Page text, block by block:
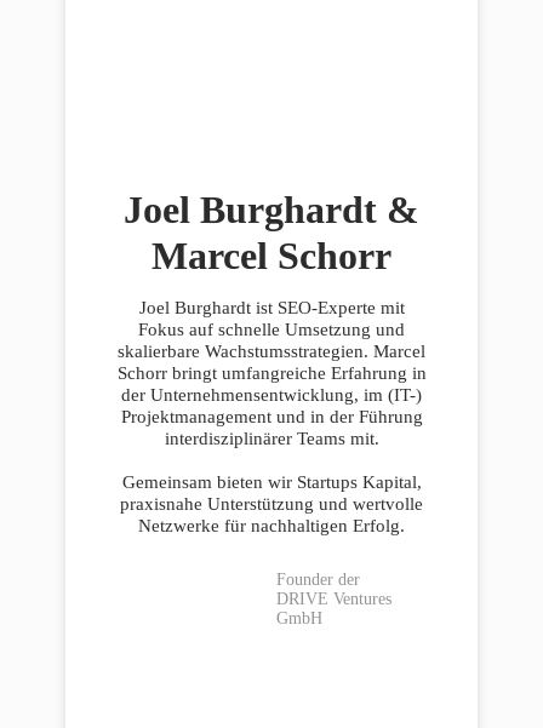
Joel Burghardt &
Marcel Schorr
Joel Burghardt ist SEO-Experte mit
Fokus auf schnelle Umsetzung und
skalierbare Wachstumsstrategien. Marcel
Schorr bringt umfangreiche Erfahrung in
der Unternehmensentwicklung, im (IT-)
Projektmanagement und in der Führung
interdisziplinärer Teams mit.
Gemeinsam bieten wir Startups Kapital,
praxisnahe Unterstützung und wertvolle
Netzwerke für nachhaltigen Erfolg.
Founder der
DRIVE Ventures
GmbH